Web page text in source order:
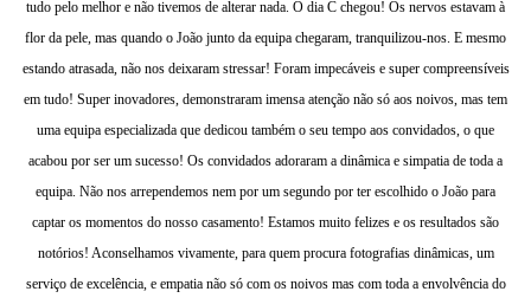
tudo pelo melhor e não tivemos de alterar nada. O dia C chegou! Os nervos estavam à
flor da pele, mas quando o João junto da equipa chegaram, tranquilizou-nos. E mesmo
estando atrasada, não nos deixaram stressar! Foram impecáveis e super compreensíveis
em tudo! Super inovadores, demonstraram imensa atenção não só aos noivos, mas tem
uma equipa especializada que dedicou também o seu tempo aos convidados, o que
acabou por ser um sucesso! Os convidados adoraram a dinâmica e simpatia de toda a
equipa. Não nos arrependemos nem por um segundo por ter escolhido o João para
captar os momentos do nosso casamento! Estamos muito felizes e os resultados são
notórios! Aconselhamos vivamente, para quem procura fotografias dinâmicas, um
serviço de excelência, e empatia não só com os noivos mas com toda a envolvência do